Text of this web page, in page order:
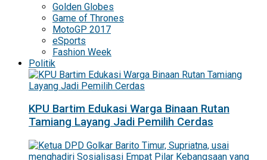
Golden Globes
Game of Thrones
MotoGP 2017
eSports
Fashion Week
Politik
KPU Bartim Edukasi Warga Binaan Rutan
Tamiang Layang Jadi Pemilih Cerdas